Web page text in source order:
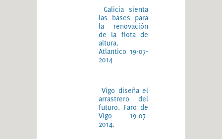
Galicia sienta
las bases para
la renovación
de la flota de
altura.
Atlantico 19-07-
2014
Vigo diseña el
arrastrero del
futuro. Faro de
Vigo 19-07-
2014.